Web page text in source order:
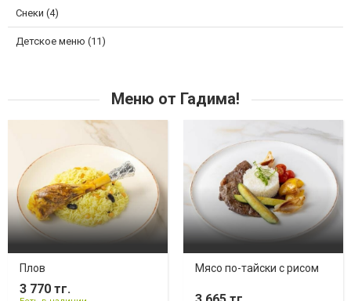
Снеки (4)
Детское меню (11)
Меню от Гадима!
Плов
3 770 тг.
Мясо по-тайски с рисом